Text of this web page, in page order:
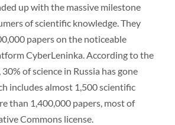
up with the massive milestone
of scientific knowledge. They
papers on the noticeable
CyberLeninka. According to the
of science in Russia has gone
includes almost 1,500 scientific
than 1,400,000 papers, most of
Commons license.